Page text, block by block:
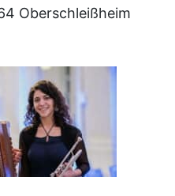
Oberschleißheim